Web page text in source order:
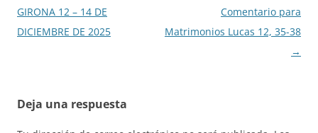
de
entradas
GIRONA 12 – 14 DE
DICIEMBRE DE 2025
Comentario para
Matrimonios Lucas 12, 35-38
→
Deja una respuesta